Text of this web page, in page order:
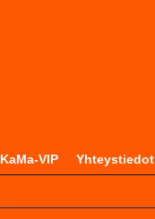
KaMa-VIP Yhteystiedot